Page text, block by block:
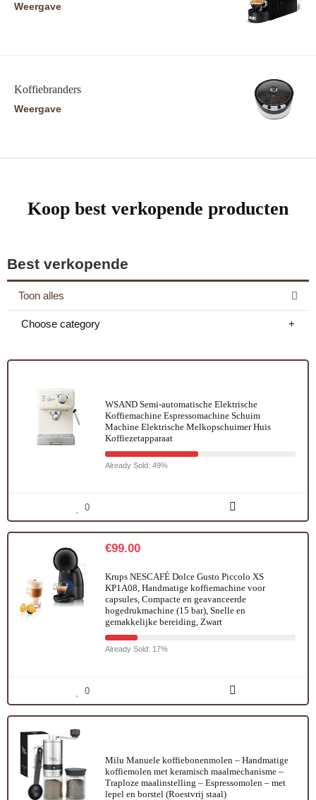
Weergave
Koffiebranders
Weergave
Koop best verkopende producten
Best verkopende
Toon alles
Choose category
WSAND Semi-automatische Elektrische
Koffiemachine Espressomachine Schuim
Machine Elektrische Melkopschuimer Huis
Koffiezetapparaat
Already Sold: 49%
0
€99.00
Krups NESCAFÉ Dolce Gusto Piccolo XS
KP1A08, Handmatige koffiemachine voor
capsules, Compacte en geavanceerde
hogedrukmachine (15 bar), Snelle en
gemakkelijke bereiding, Zwart
Already Sold: 17%
0
Milu Manuele koffiebonenmolen – Handmatige
koffiemolen met keramisch maalmechanisme –
Traploze maalinstelling – Espressomolen – met
lepel en borstel (Roestvrij staal)